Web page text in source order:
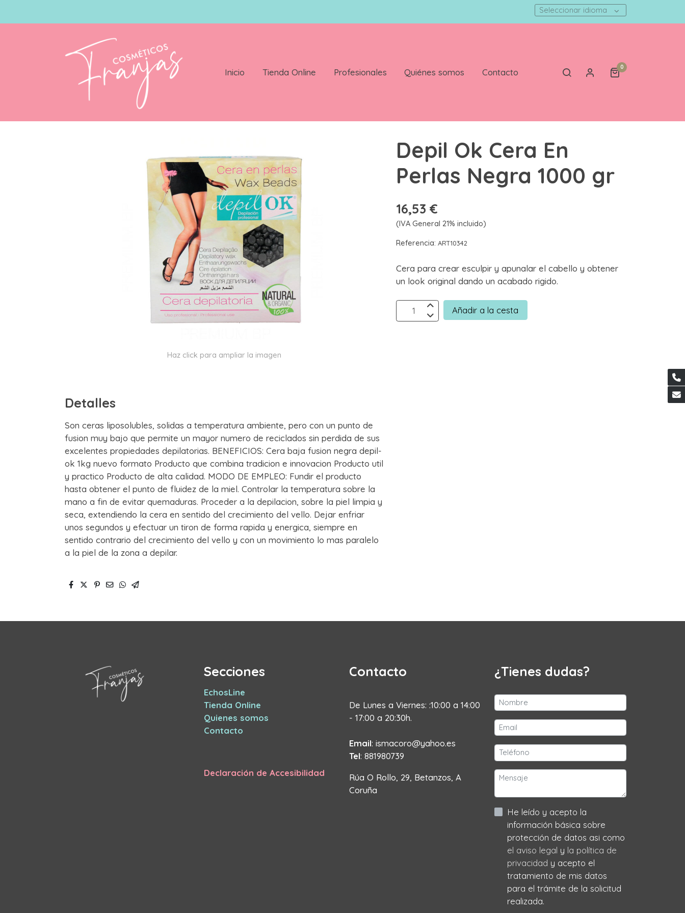
Seleccionar idioma
Inicio Tienda Online Profesionales Quiénes somos Contacto 0
Depil Ok Cera En Perlas Negra 1000 gr
Haz click para ampliar la imagen
Detalles
Son ceras liposolubles, solidas a temperatura ambiente, pero con un punto de
fusion muy bajo que permite un mayor numero de reciclados sin perdida de sus
excelentes propiedades depilatorias. BENEFICIOS: Cera baja fusion negra depil-
ok 1kg nuevo formato Producto que combina tradicion e innovacion Producto util
y practico Producto de alta calidad. MODO DE EMPLEO: Fundir el producto
hasta obtener el punto de fluidez de la miel. Controlar la temperatura sobre la
mano a fin de evitar quemaduras. Proceder a la depilacion, sobre la piel limpia y
seca, extendiendo la cera en sentido del crecimiento del vello. Dejar enfriar
unos segundos y efectuar un tiron de forma rapida y energica, siempre en
sentido contrario del crecimiento del vello y con un movimiento lo mas paralelo
a la piel de la zona a depilar.
Depil Ok Cera En
Perlas Negra 1000 gr
16,53 €
(IVA General 21% incluido)
Referencia:ART10342
Cera para crear esculpir y apunalar el cabello y obtener
un look original dando un acabado rigido.
Añadir a la cesta
Secciones
EchosLine
Tienda Online
Quienes somos
Contacto
Declaración de Accesibilidad
Contacto
De Lunes a Viernes: :10:00 a 14:00
- 17:00 a 20:30h.
Email: ismacoro@yahoo.es
Tel: 881980739
Rúa O Rollo, 29, Betanzos, A
Coruña
¿Tienes dudas?
He leído y acepto la
información básica sobre
protección de datos asi como
el aviso legal y la política de
privacidad y acepto el
tratamiento de mis datos
para el trámite de la solicitud
realizada.